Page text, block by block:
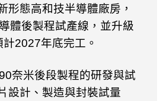
形態高和技半導體廠房，
體後製程試產線，並升級
計2027年底完工。
90奈米後段製程的研發與試
設計、製造與封裝試量